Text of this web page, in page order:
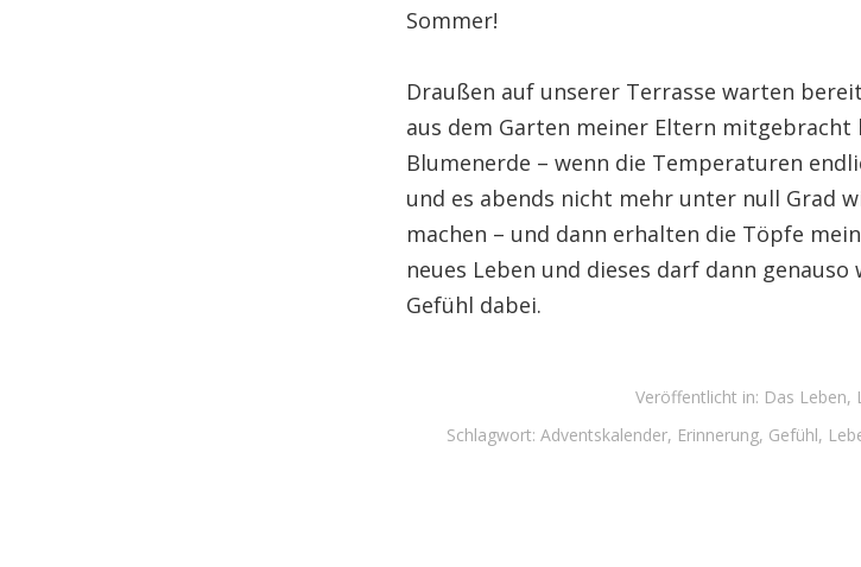
Sommer!
Draußen auf unserer Terrasse warten
aus dem Garten meiner Eltern mitgebracht
Blumenerde – wenn die Temperaturen
und es abends nicht mehr unter null Grad
machen – und dann erhalten die Töpfe
neues Leben und dieses darf dann genauso
Gefühl dabei.
Veröffentlicht in: Das Leben,
Schlagwort: Adventskalender, Erinnerung, Gefühl,